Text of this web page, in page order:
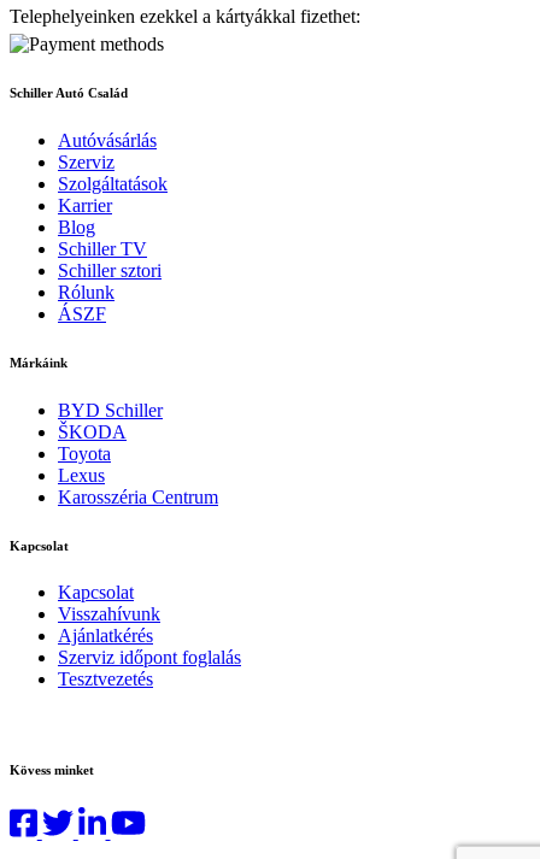
Telephelyeinken ezekkel a kártyákkal fizethet:
Schiller Autó Család
Autóvásárlás
Szerviz
Szolgáltatások
Karrier
Blog
Schiller TV
Schiller sztori
Rólunk
ÁSZF
Márkáink
BYD Schiller
ŠKODA
Toyota
Lexus
Karosszéria Centrum
Kapcsolat
Kapcsolat
Visszahívunk
Ajánlatkérés
Szerviz időpont foglalás
Tesztvezetés
Kövess minket